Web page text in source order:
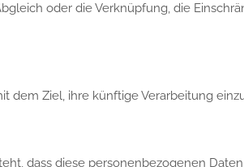
oder die Verknüpfung, die
dem Ziel, ihre künftige Verarbeitung
dass diese personenbezogenen